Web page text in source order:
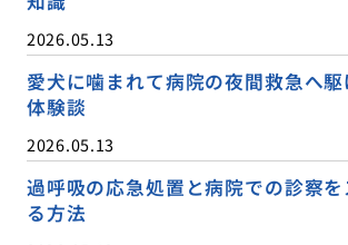
2026.05.13
愛犬に噛まれて病院の夜間救急へ
体験談
2026.05.13
過呼吸の応急処置と病院での診察
る方法